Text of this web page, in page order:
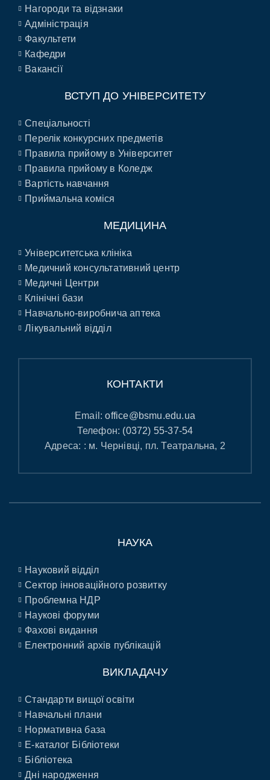
Нагороди та відзнаки
Адміністрація
Факультети
Кафедри
Вакансії
ВСТУП ДО УНІВЕРСИТЕТУ
Спеціальності
Перелік конкурсних предметів
Правила прийому в Університет
Правила прийому в Коледж
Вартість навчання
Приймальна коміся
МЕДИЦИНА
Університетська клініка
Медичний консультативний центр
Медичні Центри
Клінічні бази
Навчально-виробнича аптека
Лікувальний відділ
КОНТАКТИ
Email:office@bsmu.edu.ua
Телефон: (0372) 55-37-54
Адреса: : м. Чернівці, пл. Театральна, 2
НАУКА
Науковий відділ
Сектор інноваційного розвитку
Проблемна НДР
Наукові форуми
Фахові видання
Електронний архів публікацій
ВИКЛАДАЧУ
Стандарти вищої освіти
Навчальні плани
Нормативна база
E-каталог Бібліотеки
Бібліотека
Дні народження